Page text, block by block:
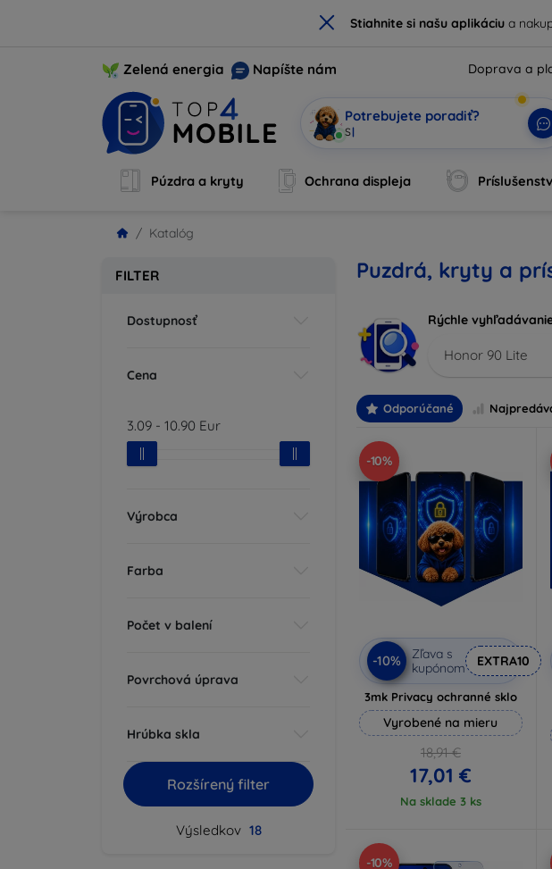
× Stiahnite si našu aplikáciua
Zelená energia Napíšte nám Doprava a
Potrebujete poradiť?
Som Mobi, tv
Púzdra a kryty Ochrana displeja
Katalóg
FILTER
Dostupnosť
Cena
3.09 - 10.90 Eur
Výrobca
Farba
Počet v balení
Povrchová úprava
Hrúbka skla
Rozšírený filter
Výsledkov 18
Puzdrá, kryty a
Rýchle
Honor 90 Lite
Odporúčané
-10%
-10%
Zľava s
kupónom
EXTRA10
3mk Privacy ochranné sklo
Vyrobené na mieru
18,91 €
17,01 €
Na sklade 3 ks
-10%